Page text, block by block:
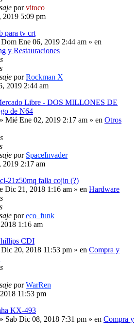
porvitoco
2019 5:09 pm
para tv crt
Dom Ene 06, 2019 2:44 am » en
y Restauraciones
porRockman X
2019 2:44 am
Libre - DOS MILLONES DE
de N64
Mié Ene 02, 2019 2:17 am » en Otros
por SpaceInvader
2019 2:17 am
21z50mq falla cojin (?)
Dic 21, 2018 1:16 am » en Hardware
poreco_funk
1:16 am
CDI
Dic 20, 2018 11:53 pm » en Compra y
porWarRen
11:53 pm
KX-493
Sab Dic 08, 2018 7:31 pm » en Compra y